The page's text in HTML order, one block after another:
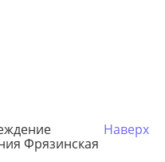
Наверх
Фрязинская